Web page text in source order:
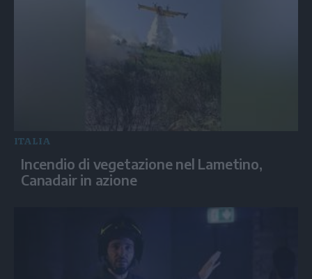
ITALIA
Incendio di vegetazione nel Lametino,
Canadair in azione